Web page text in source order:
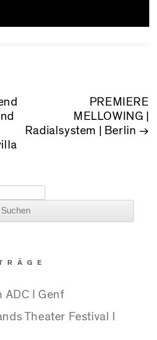
PREMIERE
MELLOWING |
Radialsystem | Berlin →
ADC I Genf
Theater Festival I